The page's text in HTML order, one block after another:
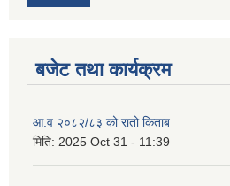
बजेट तथा कार्यक्रम
आ.व २०८२/८३ को रातो किताब
मिति: 2025 Oct 31 - 11:39